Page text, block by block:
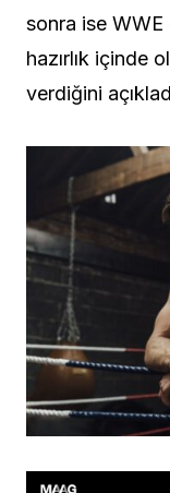
sonra ise
hazırlık içinde
verdiğini